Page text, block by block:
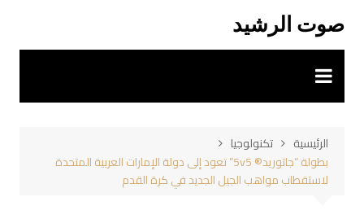
المحتوى
صوت الرشيد
الرئيسية
تكنولوجيا
بطولة “جاتوريد® 5v5” تعود إلى دولة الإمارات العربية المتحدة
لاستقطاب مواهب الجيل الجديد في كرة القدم